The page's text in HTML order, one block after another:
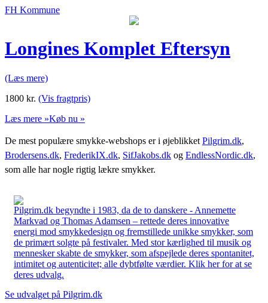
FH Kommune
Longines Komplet Eftersyn
(Læs mere)
1800 kr. (Vis fragtpris)
Læs mere »Køb nu »
De mest populære smykke-webshops er i øjeblikket Pilgrim.dk,
Brodersens.dk, FrederikIX.dk, SifJakobs.dk og EndlessNordic.dk,
som alle har nogle rigtig lækre smykker.
Pilgrim.dk begyndte i 1983, da de to danskere - Annemette
Markvad og Thomas Adamsen – rettede deres innovative
energi mod smykkedesign og fremstillede unikke smykker, som
de primært solgte på festivaler. Med stor kærlighed til musik og
mennesker skabte de smykker, som afspejlede deres spontanitet,
intimitet og autenticitet; alle dybtfølte værdier. Klik her for at se
deres udvalg.
Se udvalget på Pilgrim.dk